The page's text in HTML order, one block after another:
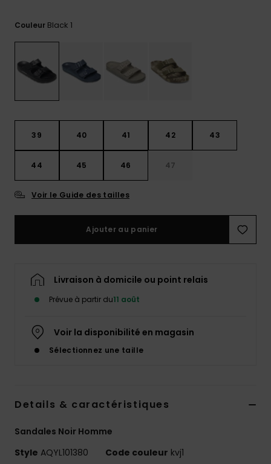
les plus
fréquentes
et notre
contact.
Consulter
la FAQ
Couleur Black 1
39 40 41 42 43
44 45 46 47
Voir le Guide des tailles
Ajouter au panier
Livraison à domicile ou point relais
Prévue à partir du11 août
Voir la disponibilité en magasin
Sélectionnez une taille
Details & caractéristiques
Sandales Noir Homme
Style AQYL101380 Code couleur kvj1